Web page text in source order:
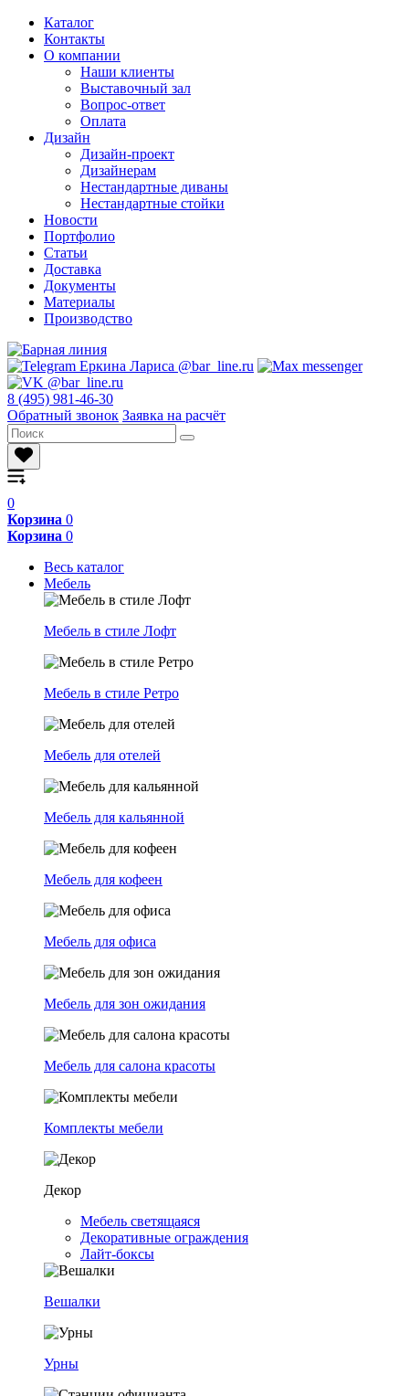
Каталог
Контакты
О компании
Наши клиенты
Выставочный зал
Вопрос-ответ
Оплата
Дизайн
Дизайн-проект
Дизайнерам
Нестандартные диваны
Нестандартные стойки
Новости
Портфолио
Статьи
Доставка
Документы
Материалы
Производство
8 (495) 981-46-30
Обратный звонок Заявка на расчёт
0
Корзина 0
Корзина 0
Весь каталог
Мебель
Мебель в стиле Лофт
Мебель в стиле Ретро
Мебель для отелей
Мебель для кальянной
Мебель для кофеен
Мебель для офиса
Мебель для зон ожидания
Мебель для салона красоты
Комплекты мебели
Декор
Мебель светящаяся
Декоративные ограждения
Лайт-боксы
Вешалки
Урны